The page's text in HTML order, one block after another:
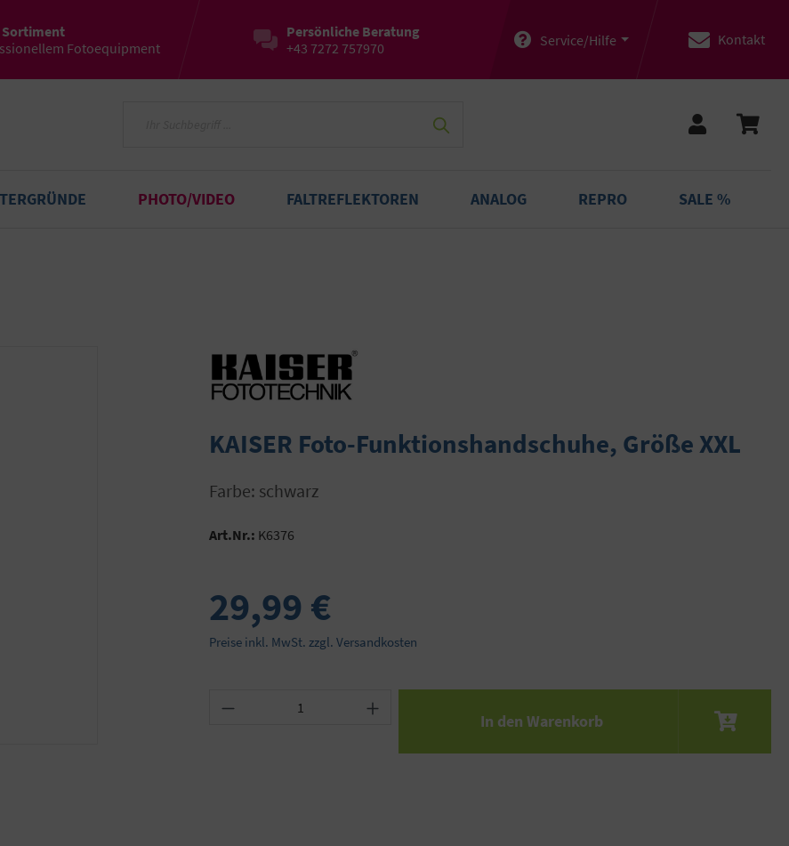
Sortiment
Fotoequipment
Persönliche Beratung
+43 7272 757970
Service/Hilfe Kontakt
PHOTO/VIDEO FALTREFLEKTOREN ANALOG REPRO SALE %
KAISER Foto-Funktionshandschuhe, Größe XXL
Farbe: schwarz
Art.Nr.: K6376
29,99 €
Preise inkl. MwSt. zzgl. Versandkosten
Produkt Anzahl: Gib den gewünschten Wert ein oder benutze
In den Warenkorb